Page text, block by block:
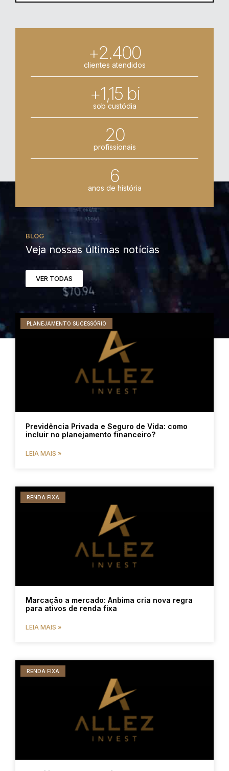
+2.400
clientes atendidos
+1,15 bi
sob custódia
20
profissionais
6
anos de história
BLOG
Veja nossas últimas notícias
VER TODAS
PLANEJAMENTO SUCESSÓRIO
Previdência Privada e Seguro de Vida: como
incluir no planejamento financeiro?
LEIA MAIS »
RENDA FIXA
Marcação a mercado: Anbima cria nova regra
para ativos de renda fixa
LEIA MAIS »
RENDA FIXA